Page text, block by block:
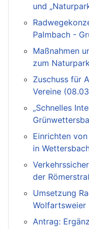
und
Palmbach -
Maßnahmen
zum
Zuschuss für
Vereine
„Schnelles
Einrichten
in
der
Umsetzung
Wolfartsweier
Antrag: